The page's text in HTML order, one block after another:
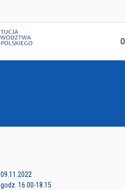
09.11.2022
godz. 16.00-18.15